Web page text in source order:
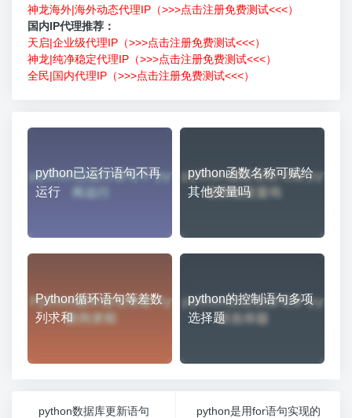
神龙海外|海外动态代理IP（>>>点击注册免费测试<<<）
国内IP代理推荐：
天启|企业级代理IP（>>>点击注册免费测试<<<）
神龙|纯净稳定代理IP（>>>点击注册免费测试<<<）
全民|国内代理IP（>>>点击注册免费测试<<<）
python已运行语句不再
运行
python函数名称可赋给
其他变量吗
Python循环语句等差数
列求和
python的控制语句多项
选择题
python数据库更新语句
python是用for语句实现的